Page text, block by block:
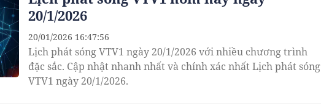
20/1/2026
Lịch phát sóng VTV1 ngày 20/1/2026 với nhiều chương trình
đặc sắc. Cập nhật nhanh nhất và chính xác nhất Lịch phát sóng
VTV1 ngày 20/1/2026.
20/01/2026 16:47:56